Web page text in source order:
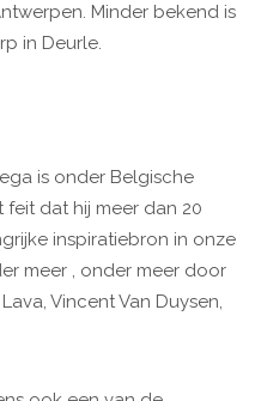
Minder bekend is
in Deurle.
is onder Belgische
dat hij meer dan 20
inspiratiebron in onze
meer , onder meer door
Vincent Van Duysen,